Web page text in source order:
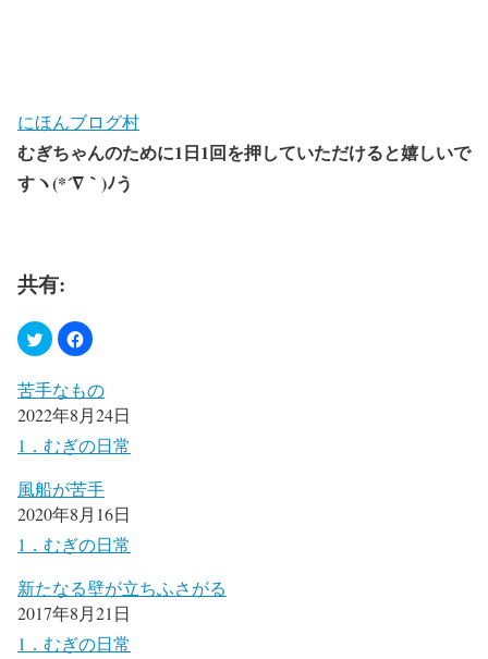
にほんブログ村
むぎちゃんのために1日1回を押していただけると嬉しいで
すヽ(*´∇｀)ﾉう
共有:
苦手なもの
2022年8月24日
1．むぎの日常
風船が苦手
2020年8月16日
1．むぎの日常
新たなる壁が立ちふさがる
2017年8月21日
1．むぎの日常